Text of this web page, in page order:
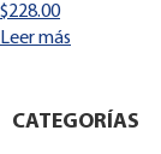
$228.00
Leer más
CATEGORÍAS